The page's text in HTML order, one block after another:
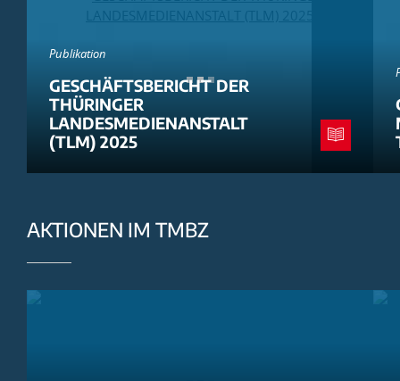
Publikation
GESCHÄFTSBERICHT DER
THÜRINGER
LANDESMEDIENANSTALT
(TLM) 2025
AKTIONEN IM TMBZ